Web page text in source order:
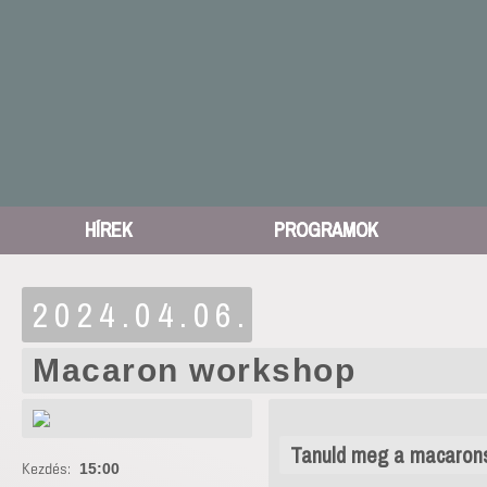
HÍREK PROGRAMOK
2024.04.06.
Macaron workshop
Tanuld meg a
Kezdés: 15:00